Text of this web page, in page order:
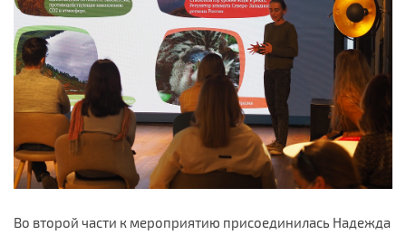
Во второй части к мероприятию присоединилась Надежда